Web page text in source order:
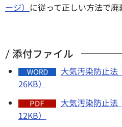
ージ） に従って正しい方法で廃
添付ファイル
大気汚染防止法
26KB）
大気汚染防止法
12KB）